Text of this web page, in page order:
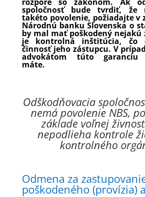
spoločnosť bude tvrdiť, že
takéto povolenie, požiadajte v
Národnú banku Slovenska o
by mal mať poškodený nejakú
je kontrolná inštitúcia, čo
činnosť jeho zástupcu. V
advokátom túto garanciu
máte.
Odškodňovacia
nemá povolenie NBS,
základe voľnej
nepodlieha kontrole
kontrolného
Odmena za
poškodeného (provízia)